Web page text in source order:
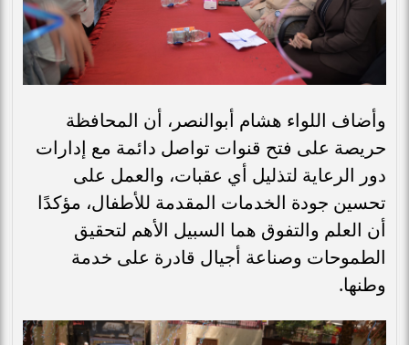
وأضاف اللواء هشام أبوالنصر، أن المحافظة
حريصة على فتح قنوات تواصل دائمة مع إدارات
دور الرعاية لتذليل أي عقبات، والعمل على
تحسين جودة الخدمات المقدمة للأطفال، مؤكدًا
أن العلم والتفوق هما السبيل الأهم لتحقيق
الطموحات وصناعة أجيال قادرة على خدمة
وطنها.